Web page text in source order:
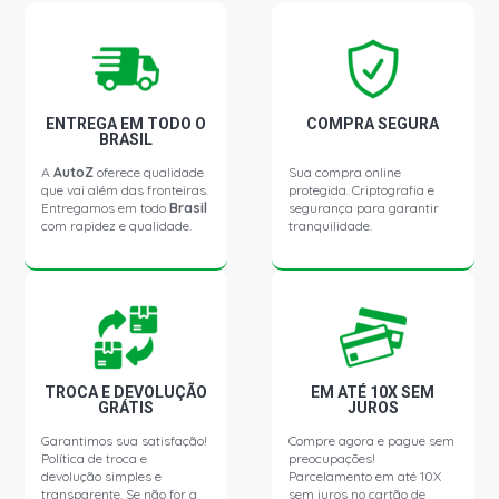
BRAVA SX HATCH 1.6 8V TORQUE GASOLINA (1999 -
1999) COMBUSTIVEL GASOLINA
BRAVA HGT HATCH 1.8 16V 183A1000 GASOLINA (2000
- 2003) COMBUSTIVEL GASOLINA
DOBLO CARGO MINIVAN 1.3 16V FIRE GASOLINA (2002 -
2020) COMBUSTIVEL GASOLINA
DOBLO EX MINIVAN 1.3 16V FIRE GASOLINA (2002 -
DOBLO ELX MINIVAN 1.6 16V TORQUE GASOLINA (2002 -
2003) COMBUSTIVEL GASOLINA
POWERTRAIN FLEX (2006 - 2020) COMBUSTIVEL
GASOLINA
ENTREGA EM TODO O
BRASIL
AAutoZ oferece qualidade
que vai além das fronteiras.
Entregamos em todoBrasil
com rapidez e qualidade.
COMPRA SEGURA
Sua compra online
protegida. Criptografia e
segurança para garantir
tranquilidade.
TROCA E DEVOLUÇÃO
GRÁTIS
Garantimos sua satisfação!
Política de troca e
devolução simples e
transparente. Se não for a
EM ATÉ 10X SEM
JUROS
Compre agora e pague sem
preocupações!
Parcelamento em até 10X
sem juros no cartão de